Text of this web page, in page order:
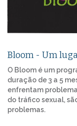
Bloom - Um
O Bloom é um
duração de 3 a 5
enfrentam
do tráfico sexual,
problemas.